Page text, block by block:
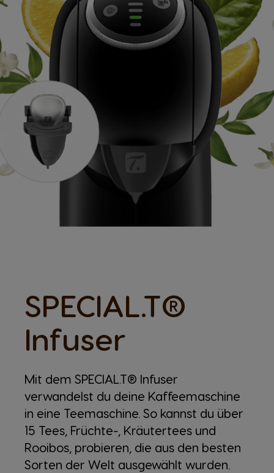
SPECIAL.T®
Infuser
Mit dem SPECIAL.T® Infuser
verwandelst du deine Kaffeemaschine
in eine Teemaschine. So kannst du über
15 Tees, Früchte-, Kräutertees und
Rooibos, probieren, die aus den besten
Sorten der Welt ausgewählt wurden.